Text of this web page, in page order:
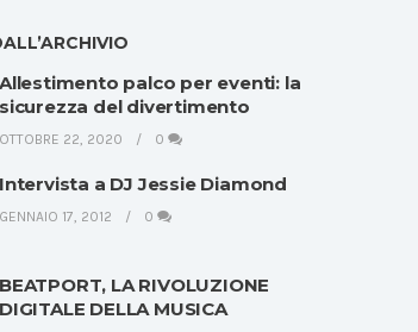
Allestimento palco per eventi: la
sicurezza del divertimento
OTTOBRE 22, 2020 0
Intervista a DJ Jessie Diamond
GENNAIO 17, 2012 0
BEATPORT, LA RIVOLUZIONE
DIGITALE DELLA MUSICA